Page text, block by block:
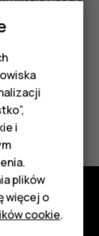
i
plików
więcej o
cookie.